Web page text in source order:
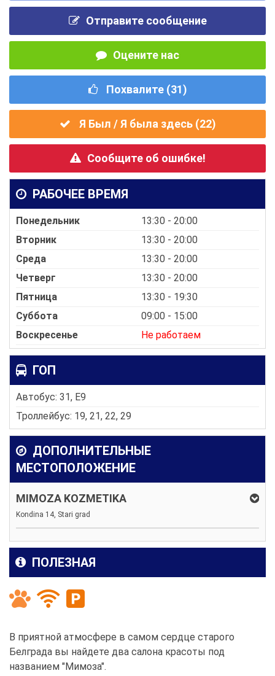
Отправите сообщение
Оцените нас
Похвалите (31)
Я Был / Я была здесь (22)
Сообщите об ошибке!
РАБОЧЕЕ ВРЕМЯ
Понедельник
13:30 - 20:00
Вторник
13:30 - 20:00
Среда
13:30 - 20:00
Четверг
13:30 - 20:00
Пятница
13:30 - 19:30
Суббота
09:00 - 15:00
Воскресенье
Не работаем
ГОП
Автобус: 31, E9
Троллейбус: 19, 21, 22, 29
ДОПОЛНИТЕЛЬНЫЕ
МЕСТОПОЛОЖЕНИЕ
MIMOZA KOZMETIKA
Kondina 14, Stari grad
ПОЛЕЗНАЯ
В приятной атмосфере в самом сердце старого
Белграда вы найдете два салона красоты под
названием "Мимоза".